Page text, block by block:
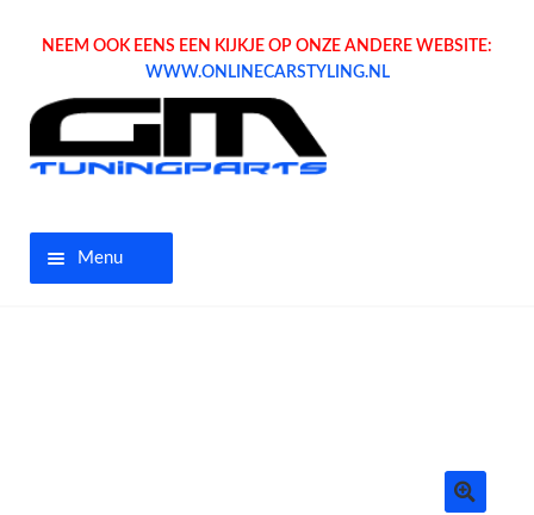
NEEM OOK EENS EEN KIJKJE OP ONZE ANDERE WEBSITE:
WWW.ONLINECARSTYLING.NL
Menu